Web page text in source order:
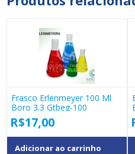
Frasco Erlenmeyer 100 Ml
Boro 3.3 Gtbeg-100
R$17,00
Adicionar ao carrinho